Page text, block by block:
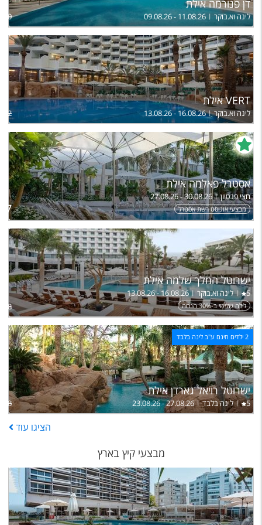
דן פנורמה אילת
לינה וא.בוקר 09.08.26 - 11.08.26
VERT אילת
לינה וא.בוקר 13.08.26 - 16.08.26
אסטרל פאלמה אילת
חצי פנסיון 27.08.26 - 30.08.26
מבצעי אוגוסט רשת אסטרל
ישרוטל המלך שלמה אילת
5 לינה וא.בוקר 13.08.26 - 16.08.26
לילה שלישי ב-30% הנחה
2 ילדים חינם ע"ב לינה בלבד
ישרוטל רויאל גארדן אילת
5 לינה בלבד 23.08.26 - 27.08.26
הציגו עוד
מבצעי קיץ בארץ